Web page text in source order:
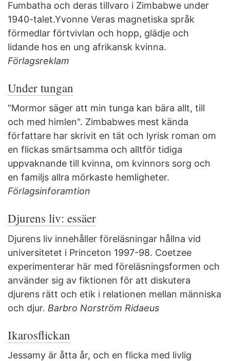
Fumbatha och deras tillvaro i Zimbabwe under
1940-talet.Yvonne Veras magnetiska språk
förmedlar förtvivlan och hopp, glädje och
lidande hos en ung afrikansk kvinna.
Förlagsreklam
Under tungan
"Mormor säger att min tunga kan bära allt, till
och med himlen". Zimbabwes mest kända
författare har skrivit en tät och lyrisk roman om
en flickas smärtsamma och alltför tidiga
uppvaknande till kvinna, om kvinnors sorg och
en familjs allra mörkaste hemligheter.
Förlagsinforamtion
Djurens liv: essäer
Djurens liv innehåller föreläsningar hållna vid
universitetet i Princeton 1997-98. Coetzee
experimenterar här med föreläsningsformen och
använder sig av fiktionen för att diskutera
djurens rätt och etik i relationen mellan människa
och djur. Barbro Norström Ridaeus
Ikarosflickan
Jessamy är åtta år, och en flicka med livlig